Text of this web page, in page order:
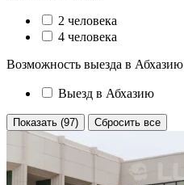
2 человека
4 человека
Возможность выезда в Абхазию
Выезд в Абхазию
Показать (97) Сбросить все